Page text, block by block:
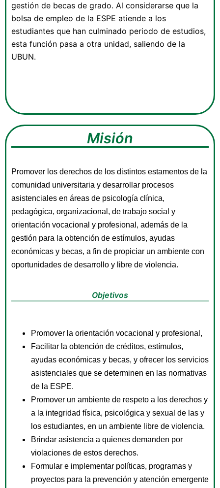
gestión de becas de grado. Al considerarse que la
bolsa de empleo de la ESPE atiende a los
estudiantes que han culminado periodo de estudios,
esta función pasa a otra unidad, saliendo de la
UBUN.
Misión
Promover los derechos de los distintos estamentos de la
comunidad universitaria y desarrollar procesos
asistenciales en áreas de psicología clínica,
pedagógica, organizacional, de trabajo social y
orientación vocacional y profesional, además de la
gestión para la obtención de estímulos, ayudas
económicas y becas, a fin de propiciar un ambiente con
oportunidades de desarrollo y libre de violencia.
Objetivos
Promover la orientación vocacional y profesional,
Facilitar la obtención de créditos, estímulos,
ayudas económicas y becas, y ofrecer los servicios
asistenciales que se determinen en las normativas
de la ESPE.
Promover un ambiente de respeto a los derechos y
a la integridad física, psicológica y sexual de las y
los estudiantes, en un ambiente libre de violencia.
Brindar asistencia a quienes demanden por
violaciones de estos derechos.
Formular e implementar políticas, programas y
proyectos para la prevención y atención emergente